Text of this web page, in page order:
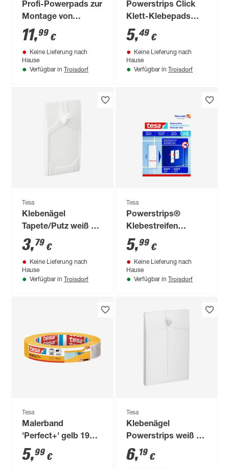
Profi-Powerpads zur
Montage von
Akustikpaneelen
11,99 €
Keine Lieferung nach
Hause
Verfügbar in Troisdorf
Powerstrips Click
Klett-Klebepads
medium 4 x 2 Stück
5,49 €
Keine Lieferung nach
Hause
Verfügbar in Troisdorf
Tesa
Klebenägel
Tapete/Putz weiß 2
Stück 0,5 kg
3,79 €
Keine Lieferung nach
Hause
Verfügbar in Troisdorf
Tesa
Powerstrips®
Klebestreifen
Fliesen/Metall weiß
2 kg 9 Stück
5,99 €
Keine Lieferung nach
Hause
Verfügbar in Troisdorf
Tesa
Malerband
'Perfect+' gelb 19
mm x 50 m
5,99 €
Tesa
Klebenägel
Powerstrips weiß 2
kg 2 Stück
6,19 €